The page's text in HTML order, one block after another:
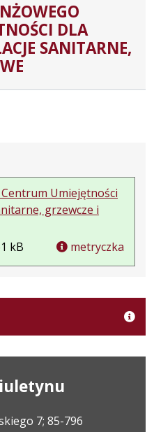
DLA
SANITARNE,
Umiejętności
grzewcze i
kB metryczka
7; 85-796